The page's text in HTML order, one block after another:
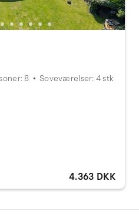
8 Soveværelser: 4 stk
4.363 DKK